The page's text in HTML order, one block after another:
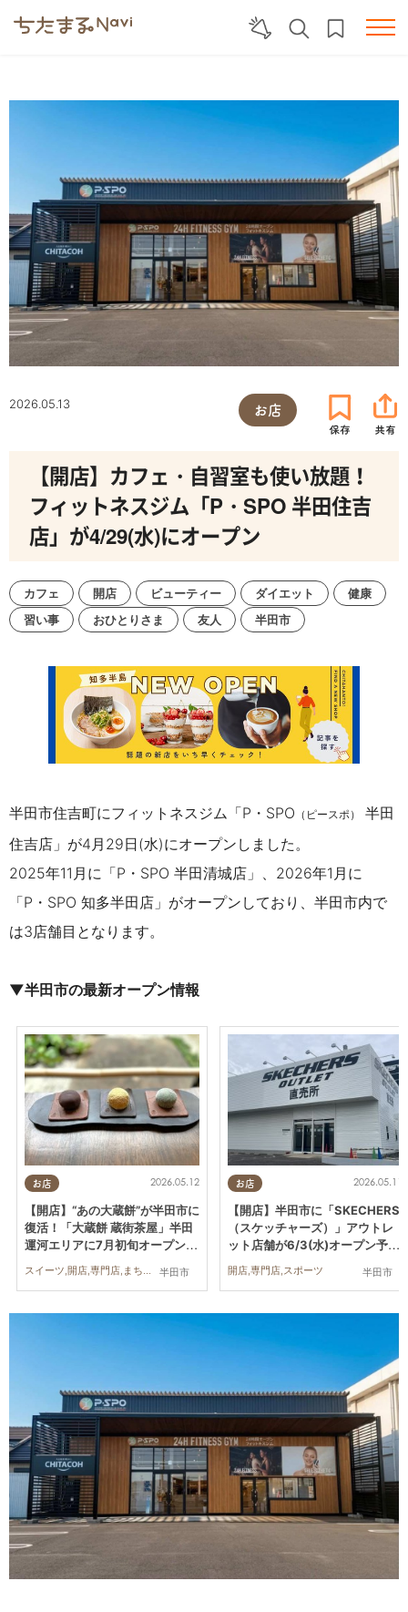
2026.05.13 お店
【開店】カフェ・自習室も使い放題！
フィットネスジム「P・SPO 半田住吉
店」が4/29(水)にオープン
カフェ 開店 ビューティー ダイエット
健康
習い事
おひとりさま 友人 半田市
半田市住吉町にフィットネスジム「P・SPO （ピースポ）
半田
住吉店」が4月29日(水)にオープンしました。
2025年11月に「P・SPO 半田清城店」、2026年1月に
「P・SPO 知多半田 店」がオープンしており、 半田市内で
は3店舗目となります。
▼半田市の最新オープン情報
お店
半田市
2026.05.12
【開店】“あの大蔵餅”が半田市に
復活！「大蔵餅 蔵街茶屋」半田
運河エリアに7月初旬オープン予
お店
半田市
2026.05.11
【開店】半田市に「SKECHERS
（スケッチャーズ）」アウトレ
ット店舗が6/3(水)オープン予
開店,専門店,スポーツ